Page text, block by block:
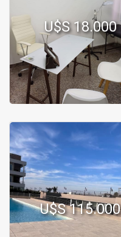
U$S 18.000
U$S 115.000